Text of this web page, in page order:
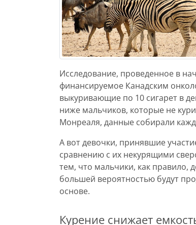
Исследование, проведенное в
финансируемое Канадским
выкуривающие по 10 сигарет в
ниже мальчиков, которые не
Монреаля, данные собирали
А вот девочки, принявшие
сравнению с их некурящими
тем, что мальчики, как правило,
большей вероятностью будут
основе.
Курение снижает